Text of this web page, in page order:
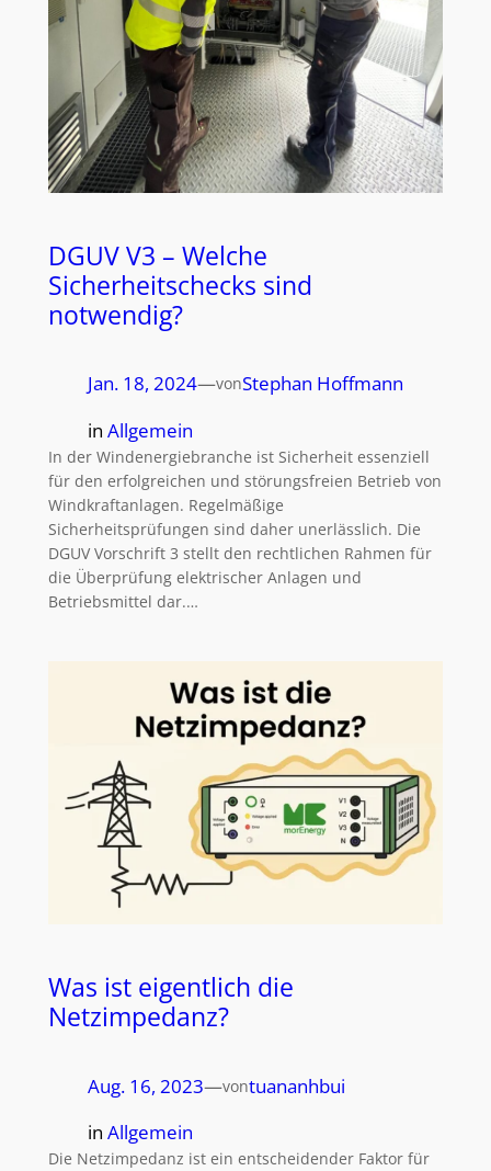
DGUV V3 – Welche
Sicherheitschecks sind
notwendig?
Jan. 18, 2024—vonStephan Hoffmann
in Allgemein
In der Windenergiebranche ist Sicherheit essenziell
für den erfolgreichen und störungsfreien Betrieb von
Windkraftanlagen. Regelmäßige
Sicherheitsprüfungen sind daher unerlässlich. Die
DGUV Vorschrift 3 stellt den rechtlichen Rahmen für
die Überprüfung elektrischer Anlagen und
Betriebsmittel dar.…
Was ist eigentlich die
Netzimpedanz?
Aug. 16, 2023—vontuananhbui
in Allgemein
Die Netzimpedanz ist ein entscheidender Faktor für